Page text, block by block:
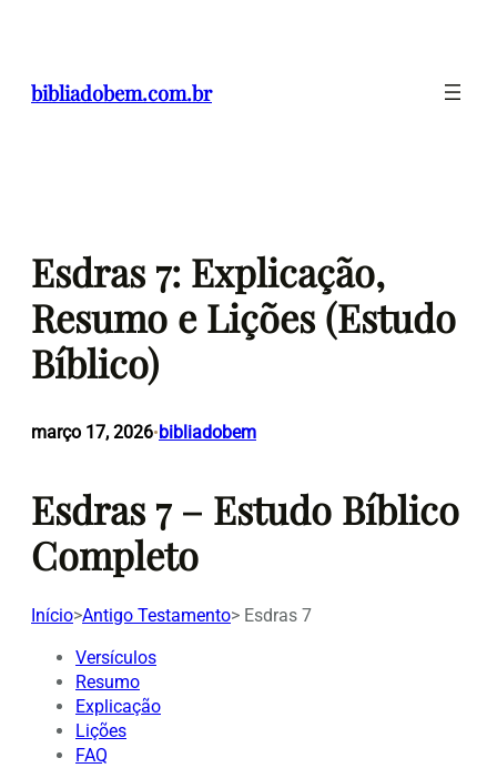
conteúdo
bibliadobem.com.br
Esdras 7: Explicação,
Resumo e Lições (Estudo
Bíblico)
março 17, 2026•bibliadobem
Esdras 7 – Estudo Bíblico
Completo
Início>Antigo Testamento> Esdras 7
Versículos
Resumo
Explicação
Lições
FAQ